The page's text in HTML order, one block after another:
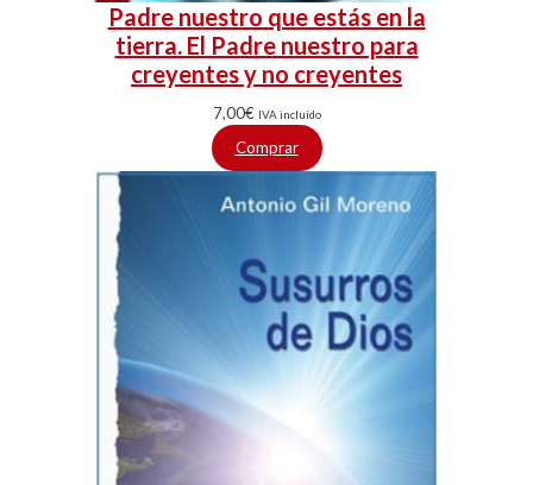
Padre nuestro que estás en la
tierra. El Padre nuestro para
creyentes y no creyentes
7,00€ IVA incluido
Comprar